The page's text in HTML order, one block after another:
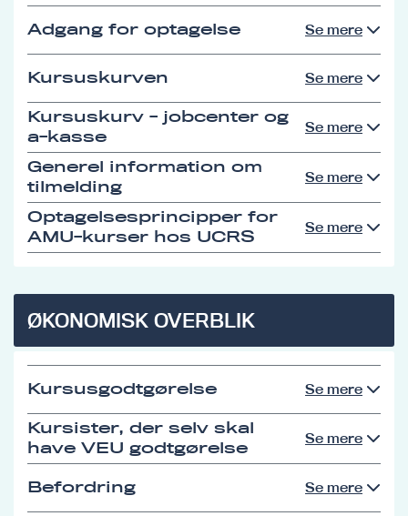
Adgang for optagelse Se mere
Kursuskurven Se mere
Kursuskurv - jobcenter og
a-kasse
Se mere
Generel information om
tilmelding
Se mere
Optagelsesprincipper for
AMU-kurser hos UCRS
Se mere
ØKONOMISK OVERBLIK
Kursusgodtgørelse Se mere
Kursister, der selv skal
have VEU godtgørelse
Se mere
Befordring Se mere